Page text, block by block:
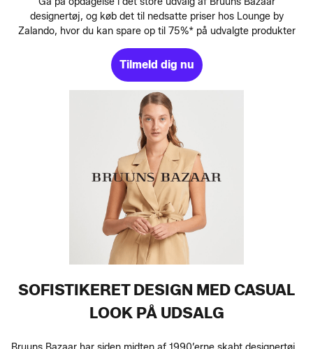
designertøj, og køb det til nedsatte priser hos Lounge by
Zalando, hvor du kan spare op til 75%* på udvalgte produkter
Tilmeld dig nu
SOFISTIKERET DESIGN MED CASUAL
LOOK PÅ UDSALG